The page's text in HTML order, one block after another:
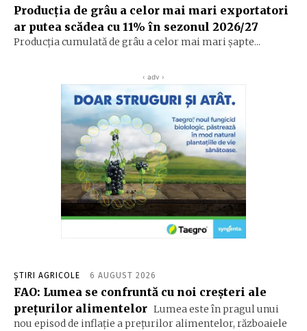
Producția de grâu a celor mai mari exportatori
ar putea scădea cu 11% în sezonul 2026/27
Producția cumulată de grâu a celor mai mari șapte...
‹ adv ›
ȘTIRI AGRICOLE 6 AUGUST 2026
FAO: Lumea se confruntă cu noi creşteri ale
preţurilor alimentelor Lumea este în pragul unui
nou episod de inflaţie a preţurilor alimentelor, războaiele